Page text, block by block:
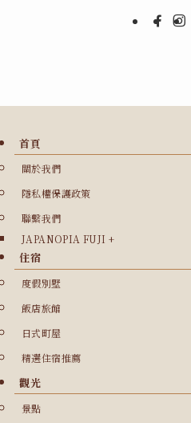
首頁
關於我們
隱私權保護政策
聯繫我們
JAPANOPIA FUJI +
住宿
度假別墅
飯店旅館
日式町屋
精選住宿推薦
觀光
景點